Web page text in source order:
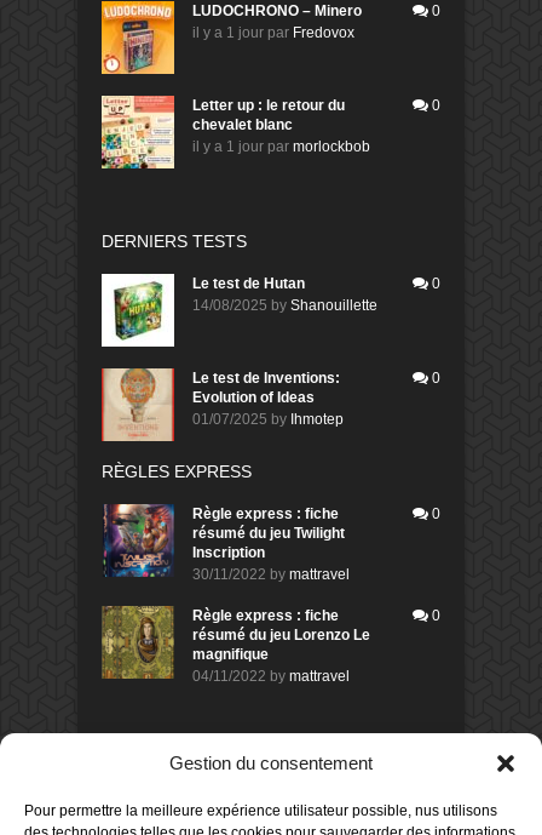
Gestion du consentement
Pour permettre la meilleure expérience utilisateur possible, nus utilisons
LUDOCHRONO – Minero
il y a 1 jour par Fredovox
0
Letter up : le retour du
chevalet blanc
il y a 1 jour par morlockbob
0
DERNIERS TESTS
Le test de Hutan
14/08/2025 by Shanouillette
0
Le test de Inventions:
Evolution of Ideas
01/07/2025 by Ihmotep
0
RÈGLES EXPRESS
Règle express : fiche
résumé du jeu Twilight
Inscription
30/11/2022 by mattravel
0
Règle express : fiche
résumé du jeu Lorenzo Le
magnifique
04/11/2022 by mattravel
0
DERNIERS AVIS DES MEMBRES
Avis de
Sur le jeu Collect!